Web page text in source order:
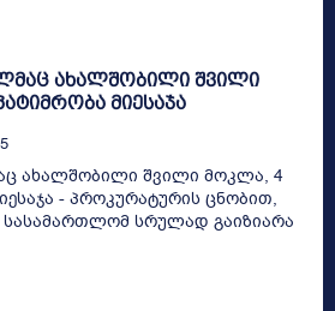
ახალშობილი შვილი
მიესაჯა
ახალშობილი შვილი მოკლა, 4
- პროკურატურის ცნობით,
სასამართლომ სრულად გაიზიარა